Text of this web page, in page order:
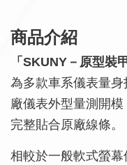
商品介紹
「SKUNY－原型裝
為多款車系儀表量
廠儀表外型量測開模
完整貼合原廠線條。
相較於一般軟式螢